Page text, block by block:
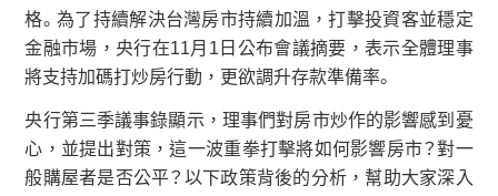
格。為了持續解決台灣房市持續加溫，打擊投資客並穩定
金融市場，央行在11月1日公布會議摘要，表示全體理事
將支持加碼打炒房行動，更欲調升存款準備率。
央行第三季議事錄顯示，理事們對房市炒作的影響感到憂
心，並提出對策，這一波重拳打擊將如何影響房市？對一
般購屋者是否公平？以下政策背後的分析，幫助大家深入